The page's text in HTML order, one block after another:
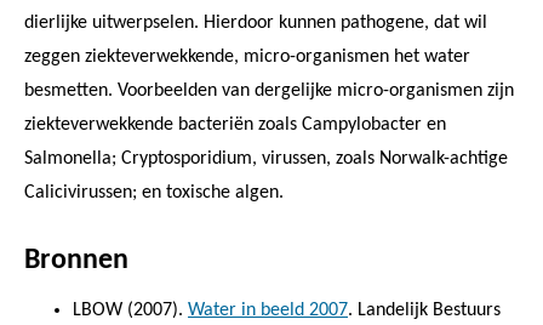
dierlijke uitwerpselen. Hierdoor kunnen pathogene, dat wil
zeggen ziekteverwekkende, micro-organismen het water
besmetten. Voorbeelden van dergelijke micro-organismen zijn
ziekteverwekkende bacteriën zoals Campylobacter en
Salmonella; Cryptosporidium, virussen, zoals Norwalk-achtige
Calicivirussen; en toxische algen.
Bronnen
LBOW (2007). Water in beeld 2007. Landelijk Bestuurs